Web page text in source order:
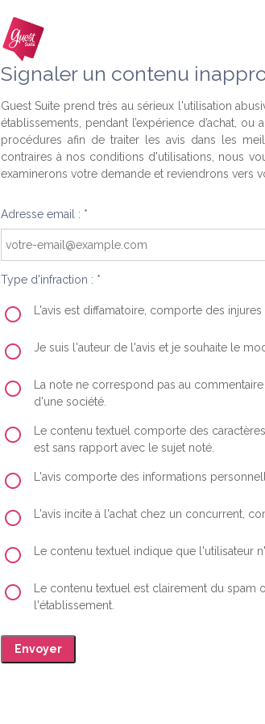
Signaler un contenu
Guest Suite prend très au sérieux l'utilisation
établissements, pendant l’expérience d’achat,
procédures afin de traiter les avis dans les
contraires à nos conditions d'utilisations, nous
examinerons votre demande et reviendrons vers
Adresse email : *
Type d'infraction : *
L'avis est diffamatoire, comporte des
Je suis l'auteur de l'avis et je souhaite le
La note ne correspond pas au
d'une société.
Le contenu textuel comporte des
est sans rapport avec le sujet noté.
L'avis comporte des informations
L'avis incite à l'achat chez un concurrent,
Le contenu textuel indique que l'utilisateur
Le contenu textuel est clairement du
l'établissement.
Envoyer